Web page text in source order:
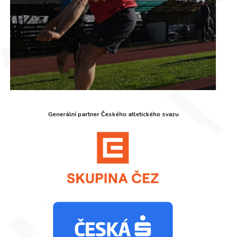
Generální partner Českého atletického svazu